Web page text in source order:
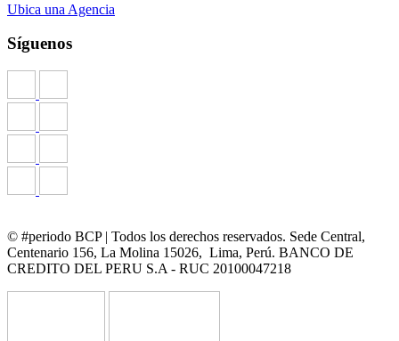
Ubica una Agencia
Síguenos
© #periodo BCP | Todos los derechos reservados. Sede Central,
Centenario 156, La Molina 15026, Lima, Perú. BANCO DE
CREDITO DEL PERU S.A - RUC 20100047218